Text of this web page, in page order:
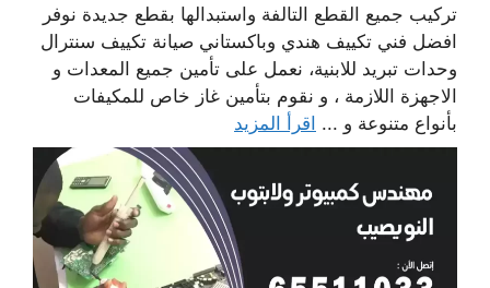
تركيب جميع القطع التالفة واستبدالها بقطع جديدة نوفر
افضل فني تكييف هندي وباكستاني صيانة تكييف سنترال
وحدات تبريد للابنية، نعمل على تأمين جميع المعدات و
الاجهزة اللازمة ، و نقوم بتأمين غاز خاص للمكيفات
بأنواع متنوعة و ... اقرأ المزيد